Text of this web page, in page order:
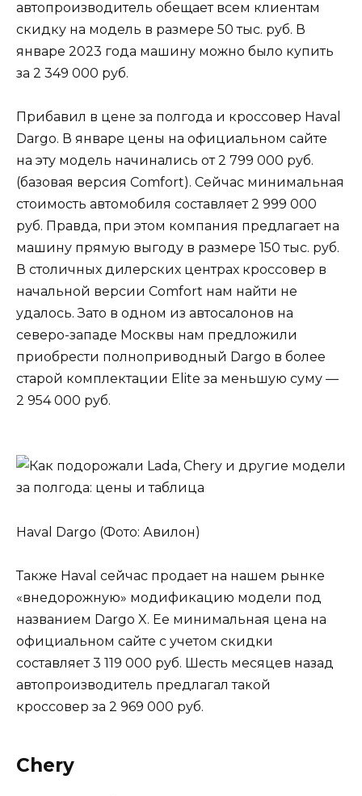
автопроизводитель обещает всем клиентам
скидку на модель в размере 50 тыс. руб. В
январе 2023 года машину можно было купить
за 2 349 000 руб.
Прибавил в цене за полгода и кроссовер Haval
Dargo. В январе цены на официальном сайте
на эту модель начинались от 2 799 000 руб.
(базовая версия Comfort). Сейчас минимальная
стоимость автомобиля составляет 2 999 000
руб. Правда, при этом компания предлагает на
машину прямую выгоду в размере 150 тыс. руб.
В столичных дилерских центрах кроссовер в
начальной версии Comfort нам найти не
удалось. Зато в одном из автосалонов на
северо-западе Москвы нам предложили
приобрести полноприводный Dargo в более
старой комплектации Elite за меньшую суму —
2 954 000 руб.
Haval Dargo (Фото: Авилон)
Также Haval сейчас продает на нашем рынке
«внедорожную» модификацию модели под
названием Dargo X. Ее минимальная цена на
официальном сайте с учетом скидки
составляет 3 119 000 руб. Шесть месяцев назад
автопроизводитель предлагал такой
кроссовер за 2 969 000 руб.
Chery